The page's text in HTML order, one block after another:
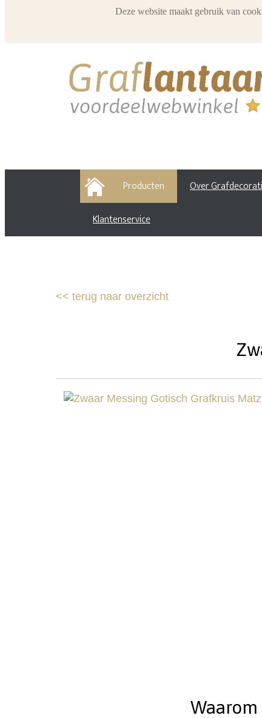
HOME Producten Over
Klantenservice
<< terug naar overzicht
Deze website maakt gebruik van